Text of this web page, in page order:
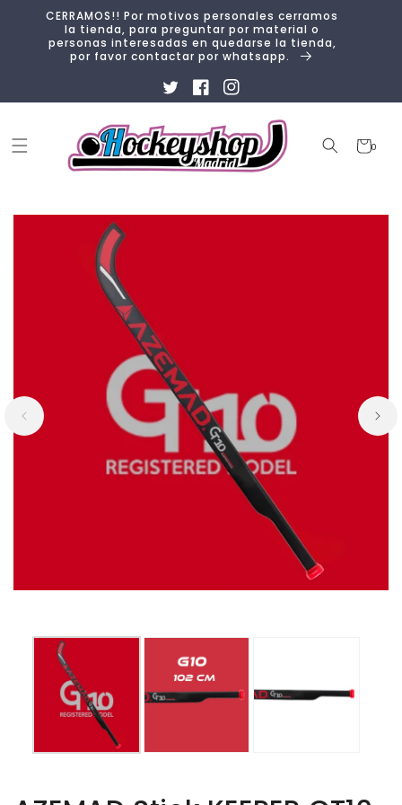
directamente
al contenido
CERRAMOS!! Por motivos personales cerramos
la tienda, para preguntar por material o
personas interesadas en quedarse la tienda,
por favor contactar por whatsapp.
TwitterFacebookInstagram
Carrito
0
0
artículos
directamente
información
del producto